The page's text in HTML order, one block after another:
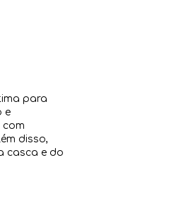
para
e
com
disso,
casca e do